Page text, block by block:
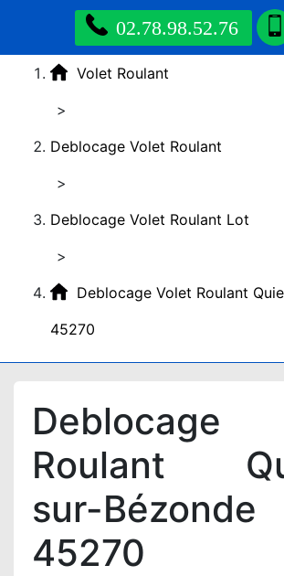
02.78.98.52.76
Volet Roulant
>
Deblocage Volet Roulant
>
Deblocage Volet Roulant Lot
>
Deblocage Volet Roulant
45270
Deblocage
Roulant
sur-Bézonde
45270